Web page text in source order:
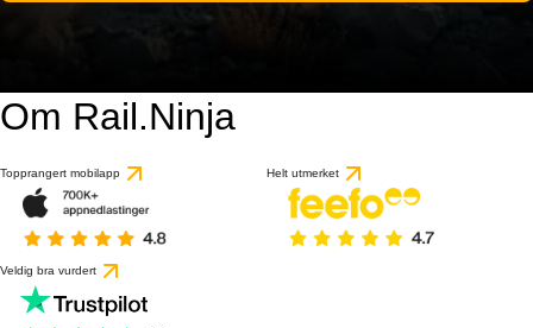
Om Rail.Ninja
Topprangert mobilapp Helt utmerket
Veldig bra vurdert